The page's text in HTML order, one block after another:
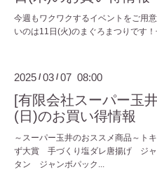
今週もワクワクするイベントをご用
いのは11日(火)のまぐろまつりです
2025 /03 /07 08:00
[有限会社スーパー玉
(日)のお買い得情報
～スーパー玉井のおススメ商品～ト
ず大賞 手づくり塩ダレ唐揚げ ジャ
タン ジャンボパック...